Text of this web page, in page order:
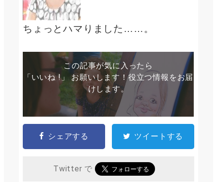
ちょっとハマりました……。
この記事が気に入ったら
「いいね !」 お願いします！役立つ情報をお届
けします。
シェアする ツイートする
Twitter で